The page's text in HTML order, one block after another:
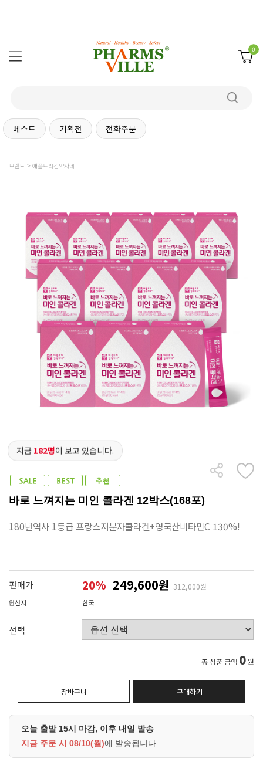
0
베스트 기획전 전화주문
브랜드 애플트리김약사네
지금 182명이 보고 있습니다.
바로 느껴지는 미인 콜라겐 12박스(168포)
180년역사 1등급 프랑스저분자콜라겐+영국산비타민C 130%!
판매가 20% 249,600원 312,000원
원산지 한국
선택
총 상품 금액 0원
장바구니 구매하기
오늘 출발 15시 마감, 이후 내일 발송
지금 주문 시 08/10(월)에 발송됩니다.